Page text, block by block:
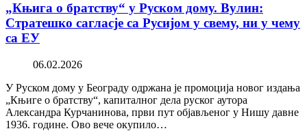
„Књига о братству“ у Руском дому. Вулин:
Стратешко сагласје са Русијом у свему, ни у чему
са ЕУ
06.02.2026
У Руском дому у Београду одржана је промоција новог издања
„Књиге о братству“, капиталног дела руског аутора
Александра Курчанинова, први пут објављеног у Нишу давне
1936. године. Ово вече окупило…